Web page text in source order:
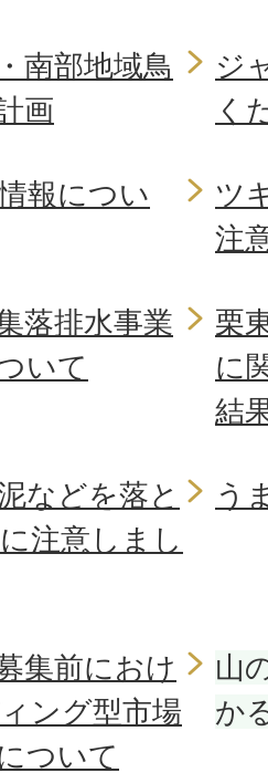
南部地域鳥
画
ジ
く
報につい
ツ
注
落排水事業
いて
栗
に
結
などを落と
注意しまし
う
集前におけ
ング型市場
ついて
山
か